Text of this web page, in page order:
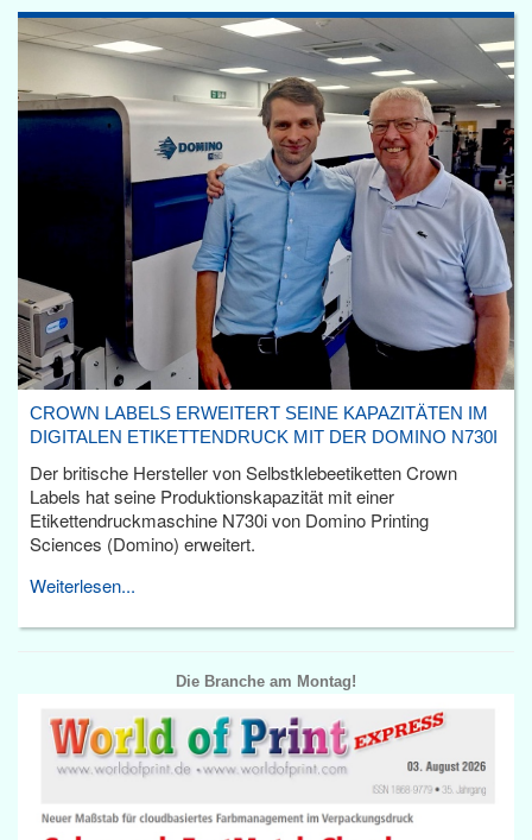
CROWN LABELS ERWEITERT SEINE KAPAZITÄTEN IM
DIGITALEN ETIKETTENDRUCK MIT DER DOMINO N730I
Der britische Hersteller von Selbstklebeetiketten Crown
Labels hat seine Produktionskapazität mit einer
Etikettendruckmaschine N730i von Domino Printing
Sciences (Domino) erweitert.
Weiterlesen...
Die Branche am Montag!